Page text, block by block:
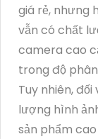
giá rẻ, nhưng
vẫn có chất
camera cao
trong độ
Tuy nhiên,
lượng hình
sản phẩm